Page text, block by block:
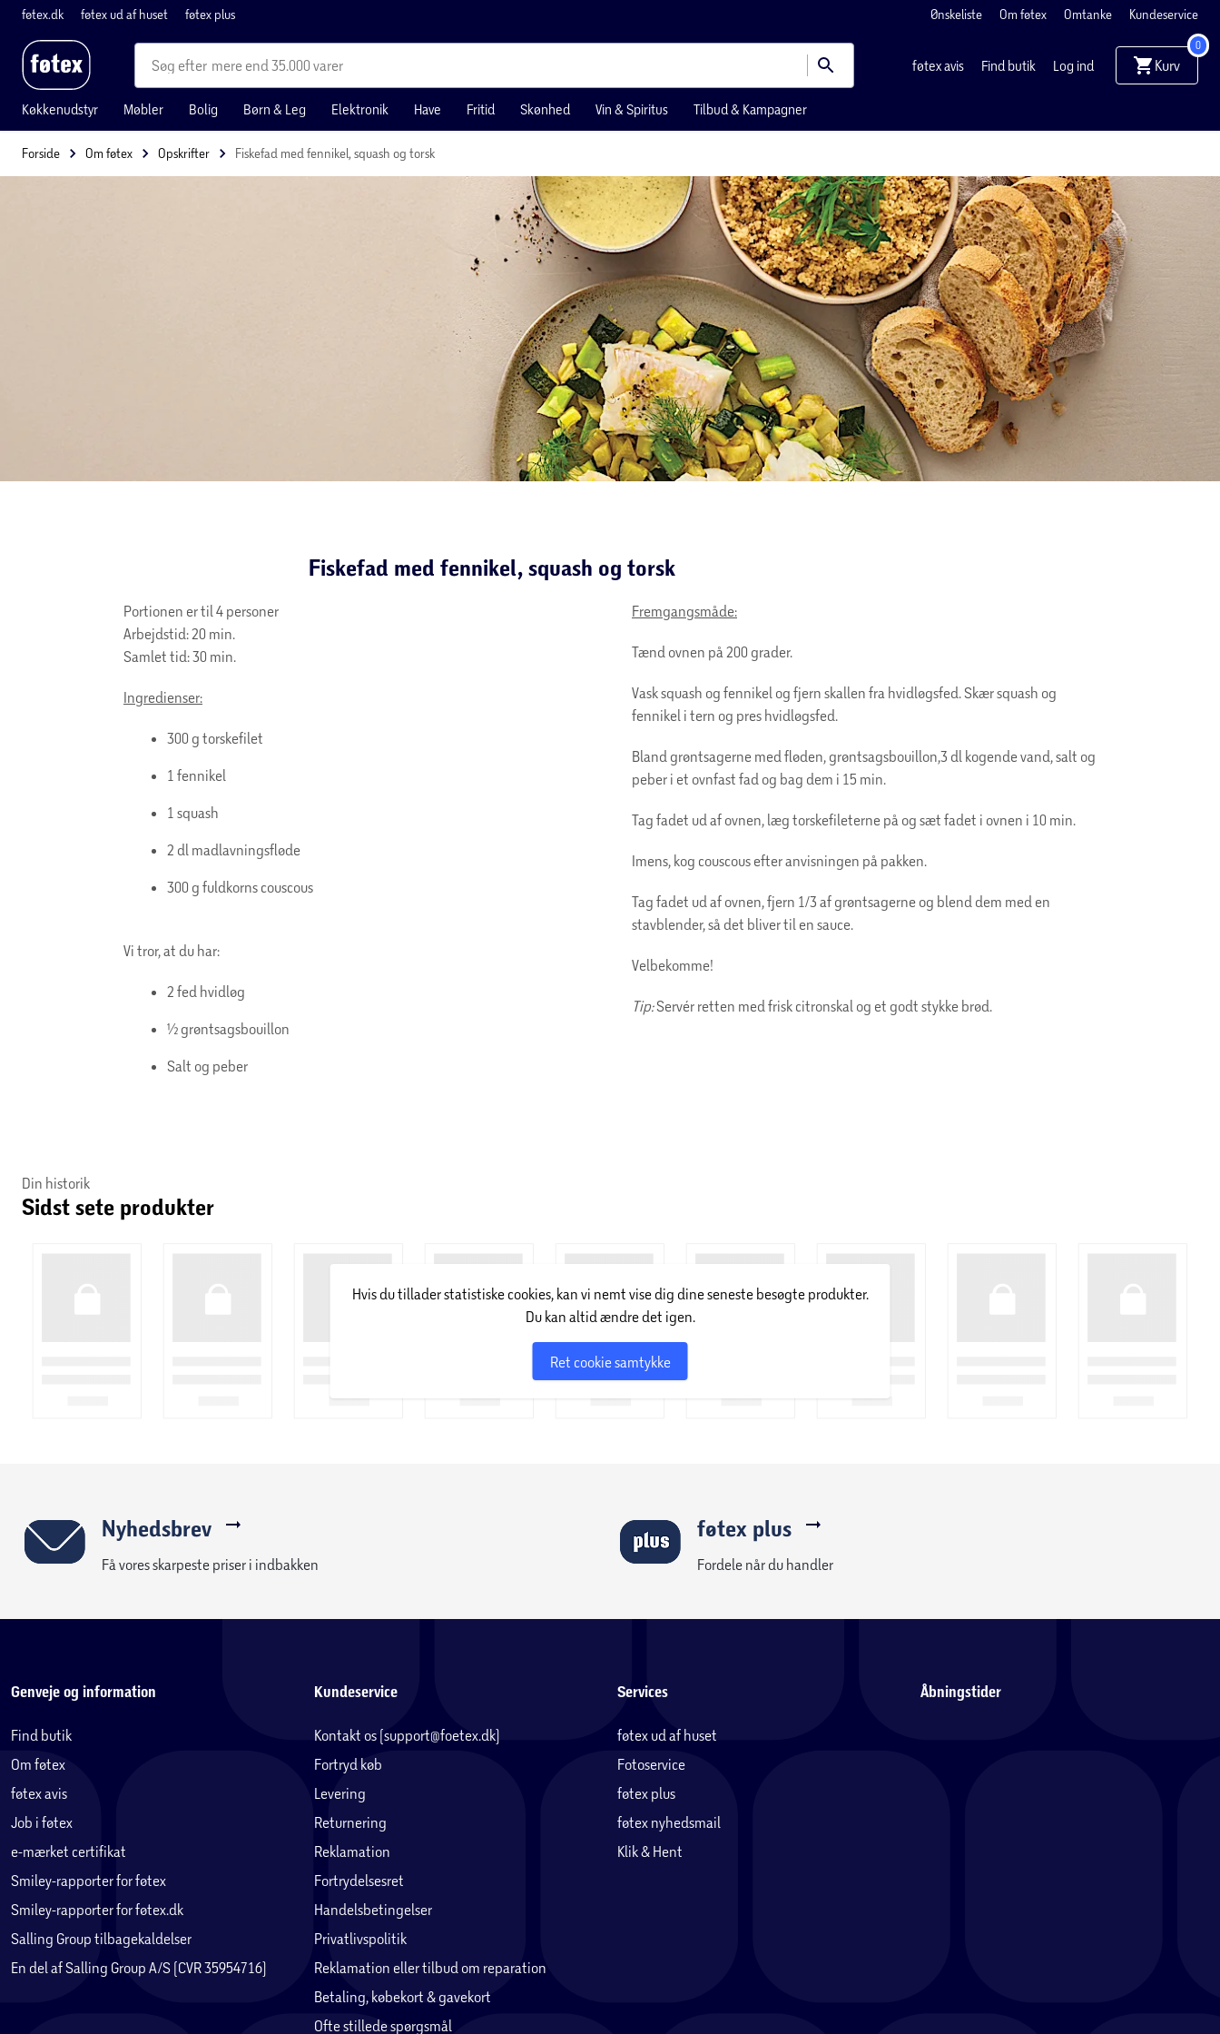
føtex.dk føtex ud af huset føtex plus Ønskeliste Om føtex Omtanke Kundeservice
mere end 35.000 varer føtex avis Find butik Log ind Kurv
0
Køkkenudstyr Møbler Bolig Børn & Leg Elektronik Have Fritid Skønhed Vin & Spiritus Tilbud & Kampagner
Forside Om føtex Opskrifter Fiskefad med fennikel, squash og torsk
Fiskefad med fennikel, squash og torsk
Portionen er til 4 personer
Arbejdstid: 20 min.
Samlet tid: 30 min.
Ingredienser:
300 g torskefilet
1 fennikel
1 squash
2 dl madlavningsfløde
300 g fuldkorns couscous
Vi tror, at du har:
2 fed hvidløg
½ grøntsagsbouillon
Salt og peber
Fremgangsmåde:
Tænd ovnen på 200 grader.
Vask squash og fennikel og fjern skallen fra hvidløgsfed. Skær squash og
fennikel i tern og pres hvidløgsfed.
Bland grøntsagerne med fløden, grøntsagsbouillon,3 dl kogende vand, salt og
peber i et ovnfast fad og bag dem i 15 min.
Tag fadet ud af ovnen, læg torskefileterne på og sæt fadet i ovnen i 10 min.
Imens, kog couscous efter anvisningen på pakken.
Tag fadet ud af ovnen, fjern 1/3 af grøntsagerne og blend dem med en
stavblender, så det bliver til en sauce.
Velbekomme!
Tip:Servér retten med frisk citronskal og et godt stykke brød.
Din historik
Sidst sete produkter
Hvis du tillader statistiske cookies, kan vi nemt vise dig dine seneste besøgte produkter.
Du kan altid ændre det igen.
Ret cookie samtykke
Nyhedsbrev
Få vores skarpeste priser i indbakken
føtex plus
Fordele når du handler
Genveje og information
Find butik
Om føtex
føtex avis
Job i føtex
e-mærket certifikat
Smiley-rapporter for føtex
Smiley-rapporter for føtex.dk
Salling Group tilbagekaldelser
En del af Salling Group A/S (CVR 35954716)
Kundeservice
Kontakt os (support@foetex.dk)
Fortryd køb
Levering
Returnering
Reklamation
Fortrydelsesret
Handelsbetingelser
Privatlivspolitik
Reklamation eller tilbud om reparation
Betaling, købekort & gavekort
Ofte stillede spørgsmål
Services
føtex ud af huset
Fotoservice
føtex plus
føtex nyhedsmail
Klik & Hent
Åbningstider